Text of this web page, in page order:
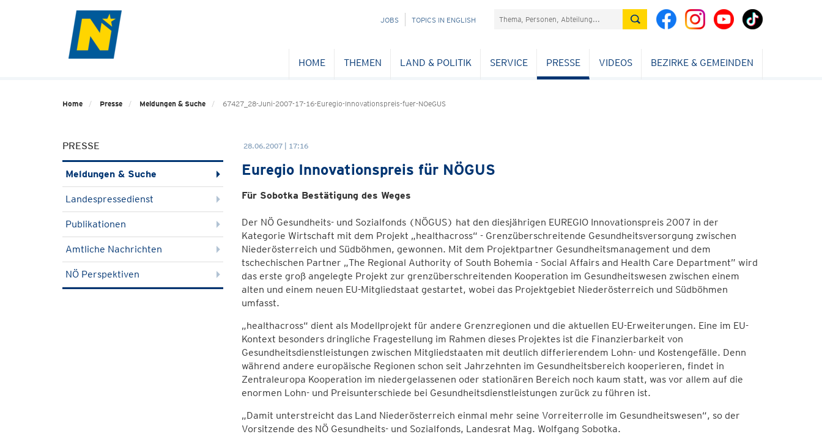
NAVIGATION
JOBS TOPICS IN ENGLISH Suchefeld
HOME THEMEN LAND & POLITIK SERVICE PRESSE VIDEOS BEZIRKE & GEMEINDEN
Home Presse Meldungen & Suche 67427_28-Juni-2007-17-16-Euregio-Innovationspreis-fuer-NOeGUS
PRESSE
Meldungen & Suche
Landespressedienst
Publikationen
Amtliche Nachrichten
NÖ Perspektiven
28.06.2007 | 17:16
Euregio Innovationspreis für NÖGUS
Für Sobotka Bestätigung des Weges
Der NÖ Gesundheits- und Sozialfonds (NÖGUS) hat den diesjährigen EUREGIO Innovationspreis 2007 in der
Kategorie Wirtschaft mit dem Projekt „healthacross“ - Grenzüberschreitende Gesundheitsversorgung zwischen
Niederösterreich und Südböhmen, gewonnen. Mit dem Projektpartner Gesundheitsmanagement und dem
tschechischen Partner „The Regional Authority of South Bohemia - Social Affairs and Health Care Department” wird
das erste groß angelegte Projekt zur grenzüberschreitenden Kooperation im Gesundheitswesen zwischen einem
alten und einem neuen EU-Mitgliedstaat gestartet, wobei das Projektgebiet Niederösterreich und Südböhmen
umfasst.
„healthacross“ dient als Modellprojekt für andere Grenzregionen und die aktuellen EU-Erweiterungen. Eine im EU-
Kontext besonders dringliche Fragestellung im Rahmen dieses Projektes ist die Finanzierbarkeit von
Gesundheitsdienstleistungen zwischen Mitgliedstaaten mit deutlich differierendem Lohn- und Kostengefälle. Denn
während andere europäische Regionen schon seit Jahrzehnten im Gesundheitsbereich kooperieren, findet in
Zentraleuropa Kooperation im niedergelassenen oder stationären Bereich noch kaum statt, was vor allem auf die
enormen Lohn- und Preisunterschiede bei Gesundheitsdienstleistungen zurück zu führen ist.
„Damit unterstreicht das Land Niederösterreich einmal mehr seine Vorreiterrolle im Gesundheitswesen“, so der
Vorsitzende des NÖ Gesundheits- und Sozialfonds, Landesrat Mag. Wolfgang Sobotka.